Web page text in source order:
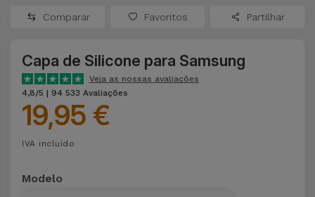
Oppo
OnePlus
Google
Dyson
TCL
Recondicionados
Consolas
Recondicionadas
Ver
tudo
Auriculares
e Colunas
Smartwatches
e Braceletes
Correntes
Comparar Favoritos Partilhar
Capa de Silicone para Samsung
Veja as nossas avaliações
4,8/5 | 94 533 Avaliações
19,95 €
IVA incluído
Modelo